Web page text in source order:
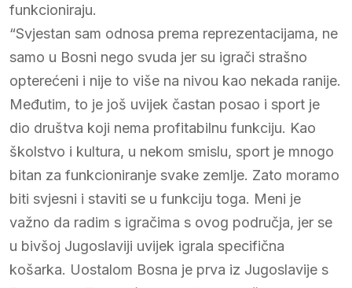
funkcioniraju.
“Svjestan sam odnosa prema reprezentacijama, ne
samo u Bosni nego svuda jer su igrači strašno
opterećeni i nije to više na nivou kao nekada ranije.
Međutim, to je još uvijek častan posao i sport je
dio društva koji nema profitabilnu funkciju. Kao
školstvo i kultura, u nekom smislu, sport je mnogo
bitan za funkcioniranje svake zemlje. Zato moramo
biti svjesni i staviti se u funkciju toga. Meni je
važno da radim s igračima s ovog područja, jer se
u bivšoj Jugoslaviji uvijek igrala specifična
košarka. Uostalom Bosna je prva iz Jugoslavije s